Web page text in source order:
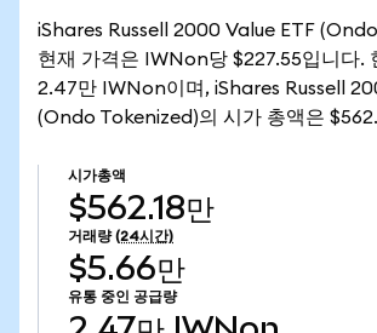
iShares Russell 2000 Value ETF
현재 가격은 IWNon당 $227.55입니다.
2.47만 IWNon이며, iShares Russell
(Ondo Tokenized)의 시가 총액은
시가총액
$562.18만
거래량 (24시간)
$5.66만
유통 중인 공급량